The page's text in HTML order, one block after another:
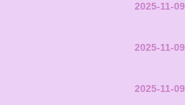
2025-11-09
2025-11-09
2025-11-09